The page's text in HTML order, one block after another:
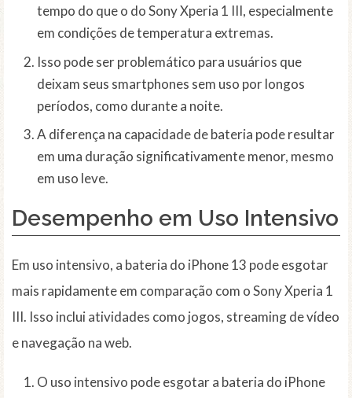
tempo do que o do Sony Xperia 1 III, especialmente
em condições de temperatura extremas.
Isso pode ser problemático para usuários que
deixam seus smartphones sem uso por longos
períodos, como durante a noite.
A diferença na capacidade de bateria pode resultar
em uma duração significativamente menor, mesmo
em uso leve.
Desempenho em Uso Intensivo
Em uso intensivo, a bateria do iPhone 13 pode esgotar
mais rapidamente em comparação com o Sony Xperia 1
III. Isso inclui atividades como jogos, streaming de vídeo
e navegação na web.
O uso intensivo pode esgotar a bateria do iPhone